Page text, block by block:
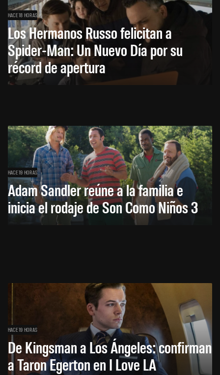
HACE 18 HORAS
Los Hermanos Russo felicitan a
Spider-Man: Un Nuevo Día por su
récord de apertura
HACE 19 HORAS
Adam Sandler reúne a la familia e
inicia el rodaje de Son Como Niños 3
HACE 19 HORAS
De Kingsman a Los Ángeles: confirman
a Taron Egerton en I Love LA